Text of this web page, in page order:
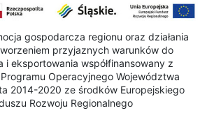
gospodarcza regionu oraz działania
przyjaznych warunków do
i eksportowania współfinansowany z
Operacyjnego Województwa
2014-2020 ze środków Europejskiego
Rozwoju Regionalnego